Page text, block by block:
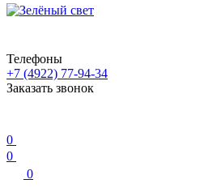
Телефоны
+7 (4922) 77-94-34
Заказать звонок
0
0
0